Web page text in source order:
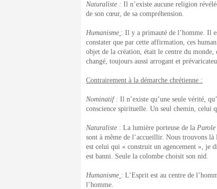
Naturaliste : Il n’existe aucune religion
de son cœur, de sa compréhension.
Humanisme : Il y a primauté de l’homme. Il
constater que par cette affirmation, ces
objet de la création, était le centre du monde,
changé, toujours aussi arrogant et
Contrairement à la démarche chrétienne :
Nominatif: Il n’existe qu’une seule vérité,
conscience spirituelle. Un seul chemin, celui
Naturaliste : La lumière porteuse de la
sont à même de l’accueillir. Nous trouvons
est celui qui « construit un agencement », je
est banni. Seule la colombe choisit son nid.
Humanisme : L’Esprit est au centre de
l’homme.